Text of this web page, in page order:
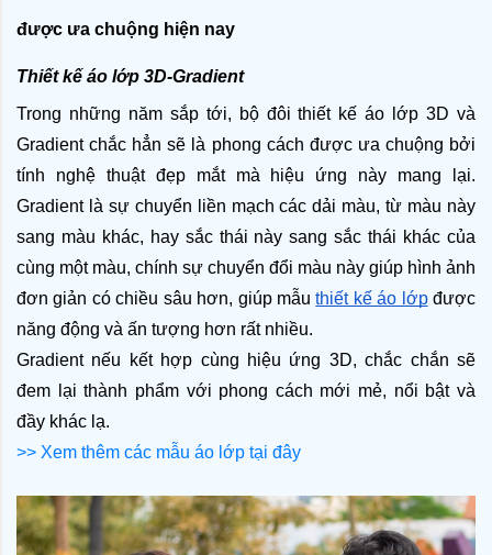
được ưa chuộng hiện nay
Thiết kế áo lớp 3D-Gradient
Trong những năm sắp tới, bộ đôi thiết kế áo lớp 3D và
Gradient chắc hẳn sẽ là phong cách được ưa chuộng bởi
tính nghệ thuật đẹp mắt mà hiệu ứng này mang lại.
Gradient là sự chuyển liền mạch các dải màu, từ màu này
sang màu khác, hay sắc thái này sang sắc thái khác của
cùng một màu, chính sự chuyển đổi màu này giúp hình ảnh
đơn giản có chiều sâu hơn, giúp mẫu thiết kế áo lớp được
năng động và ấn tượng hơn rất nhiều.
Gradient nếu kết hợp cùng hiệu ứng 3D, chắc chắn sẽ
đem lại thành phẩm với phong cách mới mẻ, nổi bật và
đầy khác lạ.
>> Xem thêm các mẫu áo lớp tại đây